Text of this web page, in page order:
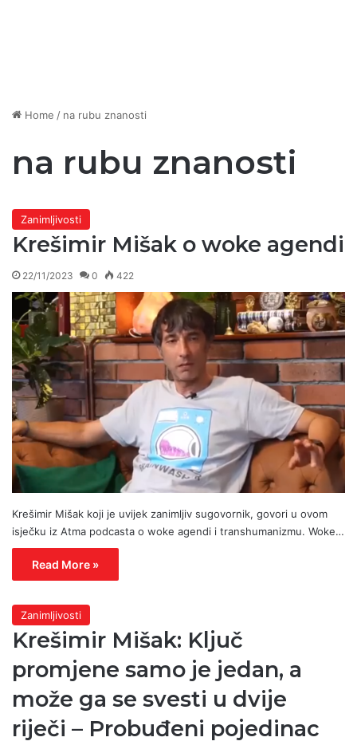
Home / na rubu znanosti
na rubu znanosti
Zanimljivosti
Krešimir Mišak o woke agendi
22/11/2023 0 422
Krešimir Mišak koji je uvijek zanimljiv sugovornik, govori u ovom
isječku iz Atma podcasta o woke agendi i transhumanizmu. Woke…
Read More »
Zanimljivosti
Krešimir Mišak: Ključ
promjene samo je jedan, a
može ga se svesti u dvije
riječi – Probuđeni pojedinac